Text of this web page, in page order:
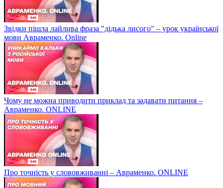
Звідки пішла лайлива фраза "дідька лисого" – урок української
мови Авраменко. Online
Чому не можна приводити приклад та задавати питання –
Авраменко. ONLINE
Про точність у слововживанні – Авраменко. ONLINE